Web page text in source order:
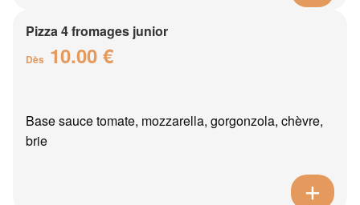
Pizza 4 fromages junior
Dès 10.00 €
Base sauce tomate, mozzarella, gorgonzola, chèvre,
brie